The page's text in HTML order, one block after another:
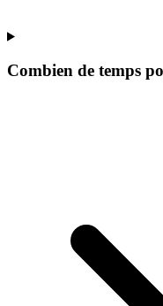
Combien de temps